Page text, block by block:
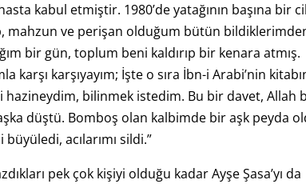
kabul etmiştir. 1980’de yatağının başına bir
mahzun ve perişan olduğum bütün
bir gün, toplum beni kaldırıp bir kenara atmış.
karşıyayım; İşte o sıra İbn-i Arabi’nin
hazineydim, bilinmek istedim. Bu bir davet, Allah
düştü. Bomboş olan kalbimde bir aşk peyda
acılarımı sildi.”
pek çok kişiyi olduğu kadar Ayşe Şasa’yı da